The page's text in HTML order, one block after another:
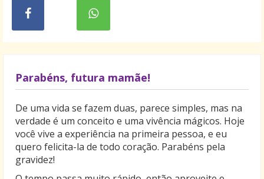
Parabéns, futura mamãe!
De uma vida se fazem duas, parece simples, mas na
verdade é um conceito e uma vivência mágicos. Hoje
você vive a experiência na primeira pessoa, e eu
quero felicita-la de todo coração. Parabéns pela
gravidez!